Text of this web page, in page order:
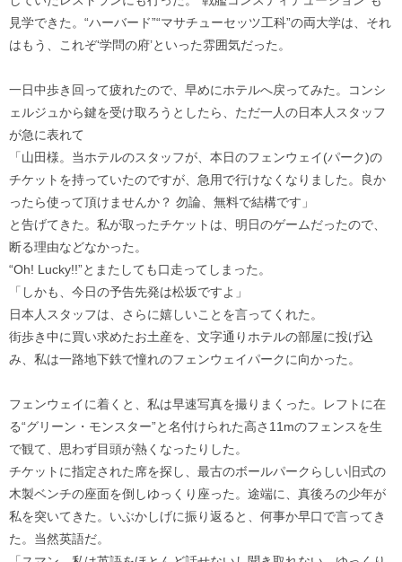
見学できた。“ハーバード”“マサチューセッツ工科”の両大学は、それ
はもう、これぞ‘学問の府’といった雰囲気だった。
一日中歩き回って疲れたので、早めにホテルへ戻ってみた。コンシ
ェルジュから鍵を受け取ろうとしたら、ただ一人の日本人スタッフ
が急に表れて
「山田様。当ホテルのスタッフが、本日のフェンウェイ(パーク)の
チケットを持っていたのですが、急用で行けなくなりました。良か
ったら使って頂けませんか？ 勿論、無料で結構です」
と告げてきた。私が取ったチケットは、明日のゲームだったので、
断る理由などなかった。
“Oh! Lucky!!”とまたしても口走ってしまった。
「しかも、今日の予告先発は松坂ですよ」
日本人スタッフは、さらに嬉しいことを言ってくれた。
街歩き中に買い求めたお土産を、文字通りホテルの部屋に投げ込
み、私は一路地下鉄で憧れのフェンウェイパークに向かった。
フェンウェイに着くと、私は早速写真を撮りまくった。レフトに在
る“グリーン・モンスター”と名付けられた高さ11mのフェンスを生
で観て、思わず目頭が熱くなったりした。
チケットに指定された席を探し、最古のボールパークらしい旧式の
木製ベンチの座面を倒しゆっくり座った。途端に、真後ろの少年が
私を突いてきた。いぶかしげに振り返ると、何事か早口で言ってき
た。当然英語だ。